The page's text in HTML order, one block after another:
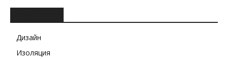
Дизайн
Изоляция